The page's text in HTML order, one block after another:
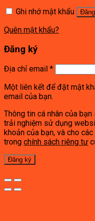
Ghi nhớ mật khẩu
Quên mật khẩu?
Đăng ký
Địa chỉ email *
Một liên kết để đặt mật
email của bạn.
Thông tin cá nhân của
trải nghiệm sử dụng
khoản của bạn, và cho
trong chính sách riêng tư
Đăng ký